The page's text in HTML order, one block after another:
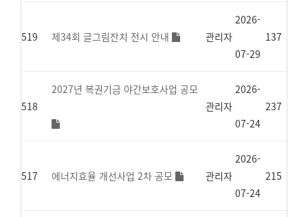
519 제34회 글그림잔치 전시 안내 관리자
2026-
07-29
137
518
2027년 복권기금 야간보호사업 공모
관리자
2026-
07-24
237
517 에너지효율 개선사업 2차 공모 관리자
2026-
07-24
215